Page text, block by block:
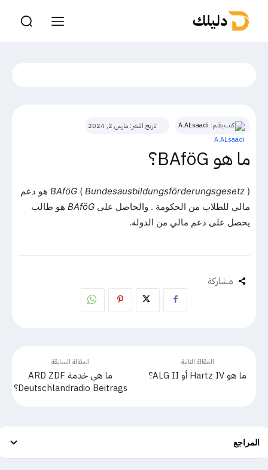
دليلك
كتب بقلم: A.ALsaadi تاريخ النشر: مارس 2, 2024
ما هو BAföG؟
BAföG ( Bundesausbildungsförderungsgesetz
) هو دعم
مالي للطلاب من الحكومة . والحاصل على BAföG هو طالب
يحصل على دعم مالي من الدولة.
مشاركة
المقالة السابقة
ما هي خدمة ARD ZDF
Deutschlandradio Beitrags؟
المقالة التالية
ما هو Hartz IV أو ALG II؟
المراجع